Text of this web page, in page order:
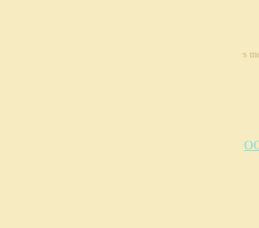
Nous sommes tellement heureux d'avoir des